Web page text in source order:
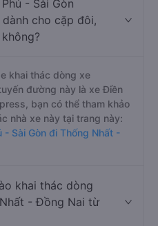
- Sài Gòn
cho cặp đôi,
khai thác dòng xe
đường này là xe Điền
bạn có thể tham khảo
nhà xe này tại trang này:
- Sài Gòn đi Thống Nhất -
khai thác dòng
- Đồng Nai từ